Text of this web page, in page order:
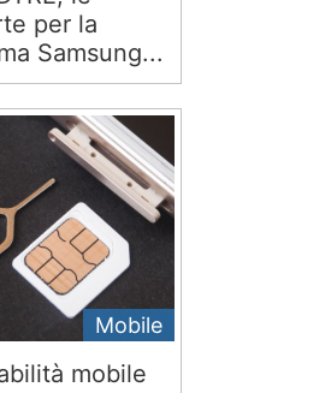
per la
Samsung...
Mobile
mobile